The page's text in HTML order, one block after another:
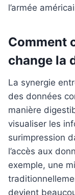
l’armée
Comment
change la
La synergie
des données
manière
visualiser les
surimpression
l’accès aux
exemple, une
devient